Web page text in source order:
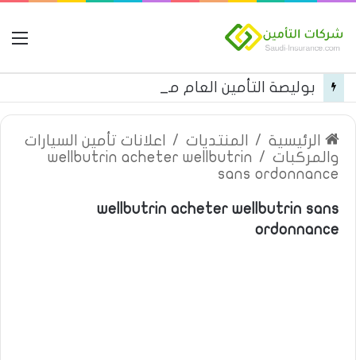
الرئيسية / المنتديات /
اعلانات تأمين السيارات
والمركبات /
wellbutrin acheter wellbutrin
sans ordonnance
wellbutrin acheter wellbutrin sans
ordonnance